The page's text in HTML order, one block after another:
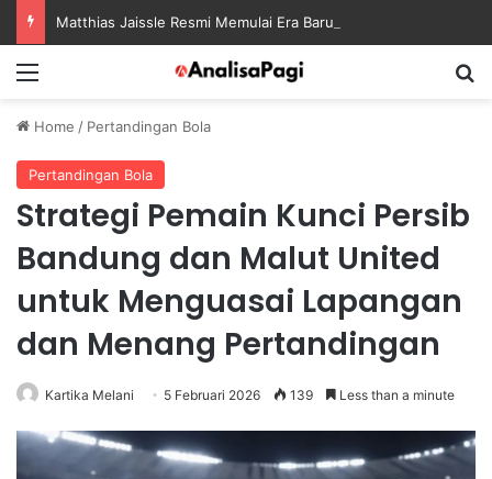
Home / Pertandingan Bola
Pertandingan Bola
Strategi Pemain Kunci Persib
Bandung dan Malut United
untuk Menguasai Lapangan
dan Menang Pertandingan
Kartika Melani 5 Februari 2026 139 Less than a minute